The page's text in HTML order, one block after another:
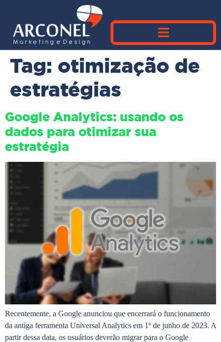
Tag: otimização de
estratégias
Google Analytics: usando os
dados para otimizar sua
estratégia
Recentemente, a Google anunciou que encerrará o funcionamento
da antiga ferramenta Universal Analytics em 1º de junho de 2023. A
partir dessa data, os usuários deverão migrar para o Google